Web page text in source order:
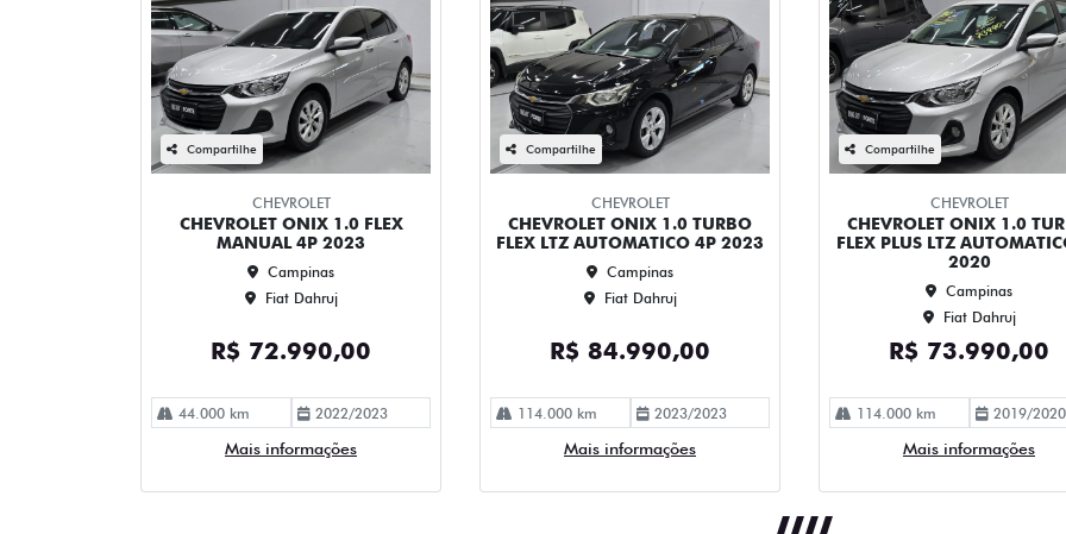
Compartilhe
CHEVROLET
CHEVROLET ONIX 1.0 FLEX
MANUAL 4P 2023
Campinas
Fiat Dahruj
R$ 72.990,00
44.000 km 2022/2023
Mais informações
Compartilhe
CHEVROLET
CHEVROLET ONIX 1.0 TURBO
FLEX LTZ AUTOMATICO 4P 2023
Campinas
Fiat Dahruj
R$ 84.990,00
114.000 km 2023/2023
Mais informações
Compartilhe
CHEVROLET
CHEVROLET ONIX 1.0
FLEX PLUS LTZ
2020
Campinas
Fiat Dahruj
R$ 73.990,00
114.000 km 2019/2020
Mais informações